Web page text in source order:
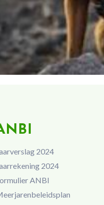
2024
2024
ANBI